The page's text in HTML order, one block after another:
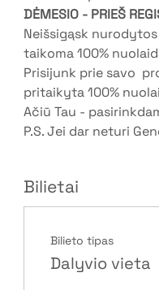
DĖMESIO - PRIEŠ
Neišsigąsk
taikoma 100%
Prisijunk prie savo
pritaikyta 100%
Ačiū Tau -
P.S. Jei dar neturi
Bilietai
Bilieto tipas
Dalyvio vieta